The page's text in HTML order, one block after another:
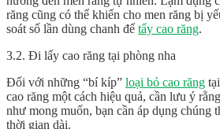
răng cũng có thể khiến cho men răng bị
soát số lần dùng chanh để tẩy cao răng.
3.2. Đi lấy cao răng tại phòng nha
Đối với những “bí kíp” loại bỏ cao răng
cao răng một cách hiệu quả, cần lưu ý
như mong muốn, bạn cần áp dụng chúng
thời gian dài.